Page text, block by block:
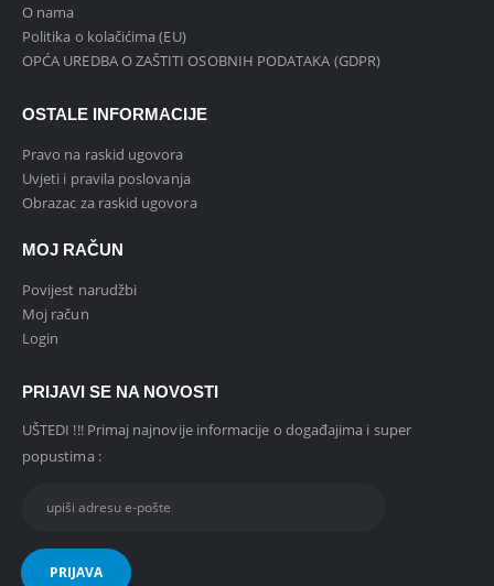
O nama
Politika o kolačićima (EU)
OPĆA UREDBA O ZAŠTITI OSOBNIH PODATAKA (GDPR)
OSTALE INFORMACIJE
Pravo na raskid ugovora
Uvjeti i pravila poslovanja
Obrazac za raskid ugovora
MOJ RAČUN
Povijest narudžbi
Moj račun
Login
PRIJAVI SE NA NOVOSTI
UŠTEDI !!! Primaj najnovije informacije o događajima i super
popustima :